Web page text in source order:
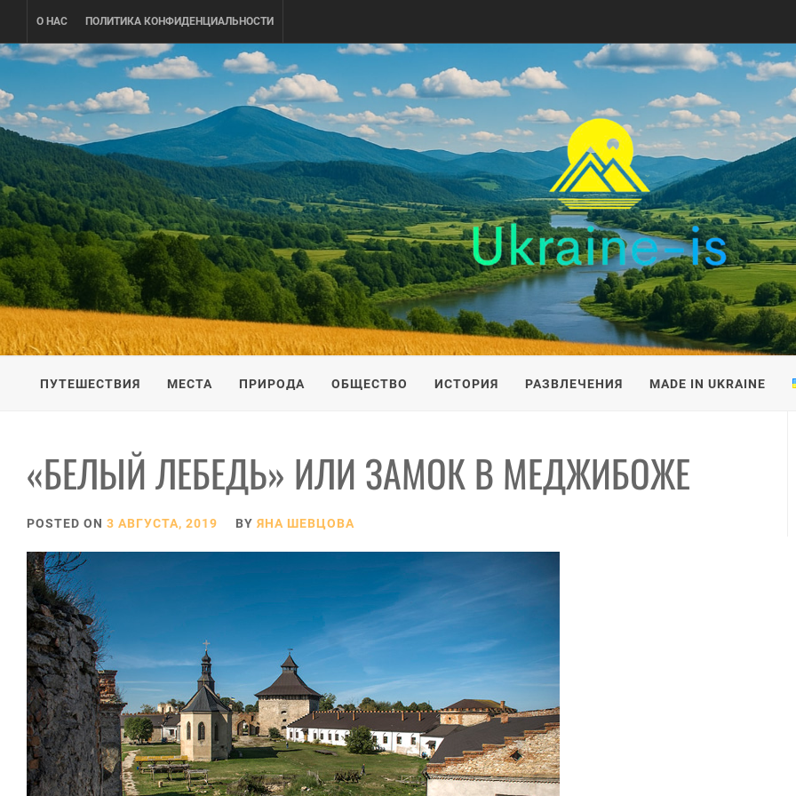
content
О НАС ПОЛИТИКА КОНФИДЕНЦИАЛЬНОСТИ
UKRAINE-IS
ПУТЕШЕСТВИЕ ПО УКРАИНЕ
ПУТЕШЕСТВИЯ МЕСТА ПРИРОДА ОБЩЕСТВО ИСТОРИЯ РАЗВЛЕЧЕНИЯ MADE IN UKRAINE
«БЕЛЫЙ ЛЕБЕДЬ» ИЛИ ЗАМОК В МЕДЖИБОЖЕ
POSTED ON 3 АВГУСТА, 2019 BY ЯНА ШЕВЦОВА